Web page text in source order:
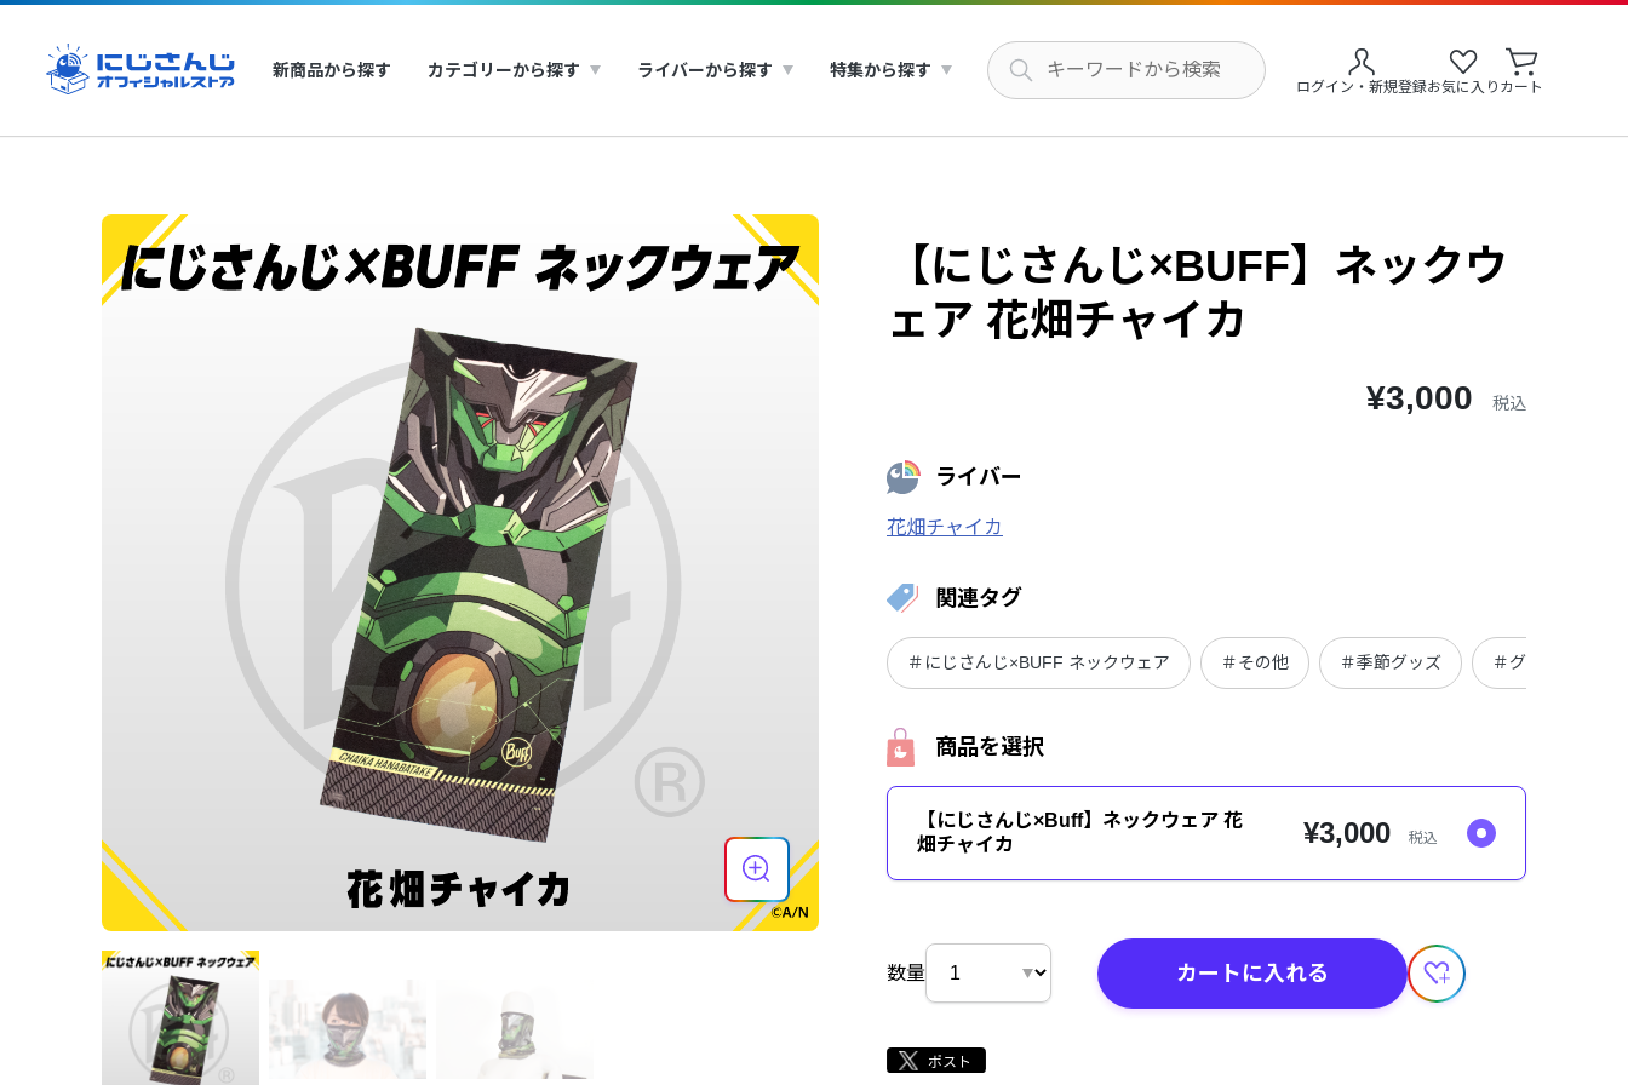
新商品から探す カテゴリーから探す ライバーから探す 特集から探す
ログイン・新規登録お気に入り カート
【にじさんじ×BUFF】ネックウ
ェア 花畑チャイカ
¥3,000 税込
ライバー
花畑チャイカ
関連タグ
＃にじさんじ×BUFF ネックウェア ＃その他 ＃季節グッズ ＃グッズ
商品を選択
【にじさんじ×Buff】ネックウェア 花
畑チャイカ
¥3,000 税込
数量 カートに入れる